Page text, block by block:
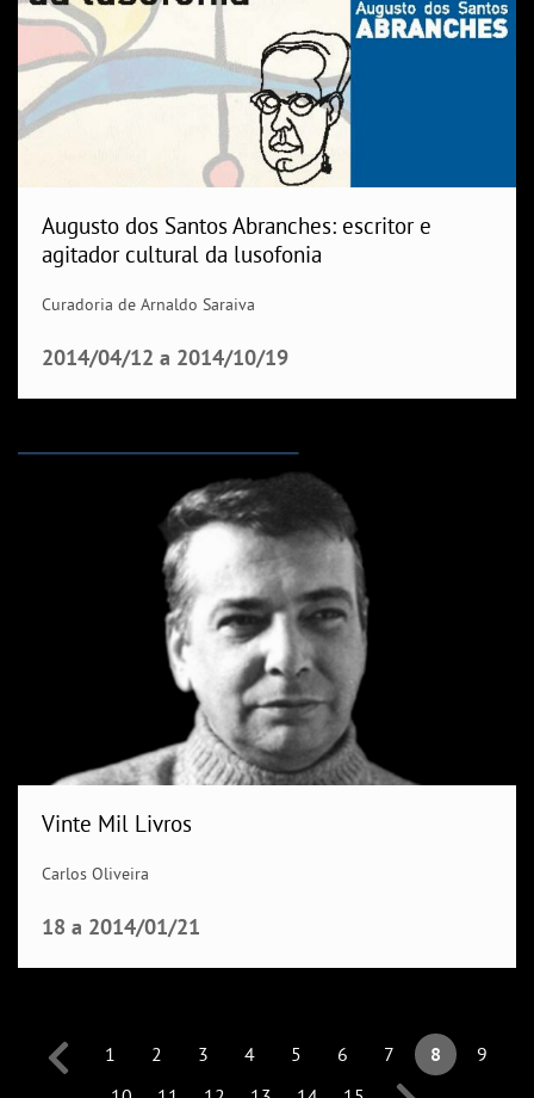
Augusto dos Santos Abranches: escritor e
agitador cultural da lusofonia
Curadoria de Arnaldo Saraiva
2014/04/12 a 2014/10/19
Vinte Mil Livros
Carlos Oliveira
18 a 2014/01/21
1 2 3 4 5 6 7 8
9